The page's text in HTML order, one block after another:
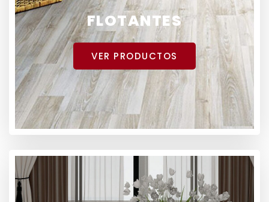
FLOTANTES
VER PRODUCTOS